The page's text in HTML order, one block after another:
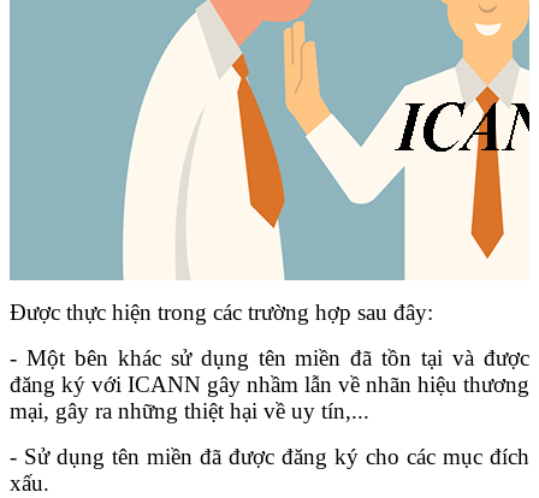
Được thực hiện trong các trường hợp sau đây:
- Một bên khác sử dụng tên miền đã tồn tại và được
đăng ký với ICANN gây nhầm lẫn về nhãn hiệu thương
mại, gây ra những thiệt hại về uy tín,...
- Sử dụng tên miền đã được đăng ký cho các mục đích
xấu.